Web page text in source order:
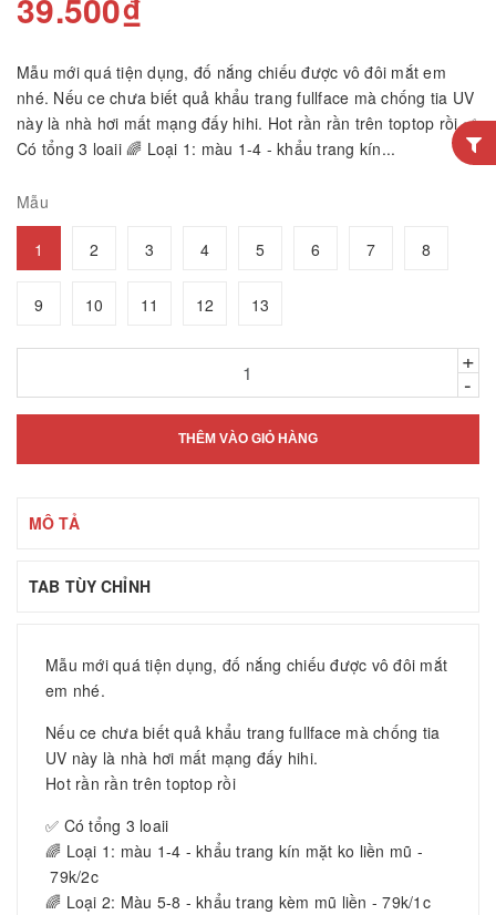
39.500₫
Mẫu mới quá tiện dụng, đố nắng chiếu được vô đôi mắt em
nhé. Nếu ce chưa biết quả khẩu trang fullface mà chống tia UV
này là nhà hơi mất mạng đấy hihi. Hot rần rần trên toptop rồi ✅
Có tổng 3 loaii 🌈 Loại 1: màu 1-4 - khẩu trang kín...
Mẫu
1 2 3 4 5 6 7 8
9 10 11 12 13
+
-
THÊM VÀO GIỎ HÀNG
MÔ TẢ
TAB TÙY CHỈNH
Mẫu mới quá tiện dụng, đố nắng chiếu được vô đôi mắt
em nhé.
Nếu ce chưa biết quả khẩu trang fullface mà chống tia
UV này là nhà hơi mất mạng đấy hihi.
Hot rần rần trên toptop rồi
✅ Có tổng 3 loaii
🌈 Loại 1: màu 1-4 - khẩu trang kín mặt ko liền mũ -
79k/2c
🌈 Loại 2: Màu 5-8 - khẩu trang kèm mũ liền - 79k/1c